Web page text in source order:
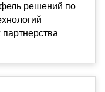
решений по